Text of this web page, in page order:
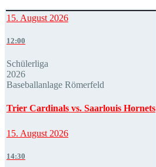
15. August 2026
12:00
Schülerliga
2026
Baseballanlage Römerfeld
Trier Cardinals vs. Saarlouis Hornets
15. August 2026
14:30